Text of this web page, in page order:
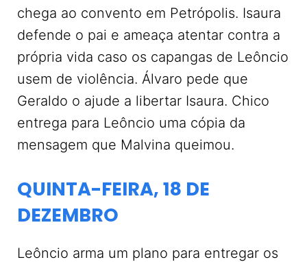
chega ao convento em Petrópolis. Isaura
defende o pai e ameaça atentar contra a
própria vida caso os capangas de Leôncio
usem de violência. Álvaro pede que
Geraldo o ajude a libertar Isaura. Chico
entrega para Leôncio uma cópia da
mensagem que Malvina queimou.
QUINTA-FEIRA, 18 DE
DEZEMBRO
Leôncio arma um plano para entregar os